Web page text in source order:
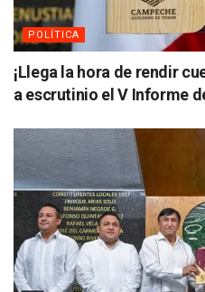
POLÍTICA
¡Llega la hora de rendir
a escrutinio el V Informe